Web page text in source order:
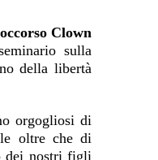
Clown
sulla
della libertà
orgogliosi di
oltre che di
dei nostri figli